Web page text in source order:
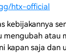
htx-official
kebijakannya
mengubah atau
kapan saja dan